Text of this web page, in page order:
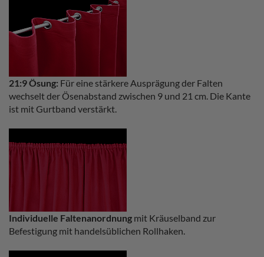
21:9 Ösung: Für eine stärkere Ausprägung der Falten
wechselt der Ösenabstand zwischen 9 und 21 cm. Die Kante
ist mit Gurtband verstärkt.
Individuelle Faltenanordnung mit Kräuselband zur
Befestigung mit handelsüblichen Rollhaken.